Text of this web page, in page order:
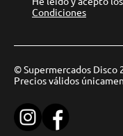
Condiciones
© Supermercados Disco
Precios válidos